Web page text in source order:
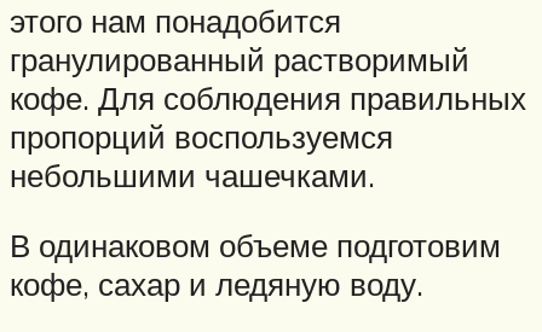
этого нам понадобится
гранулированный растворимый
кофе. Для соблюдения правильных
пропорций воспользуемся
небольшими чашечками.
В одинаковом объеме подготовим
кофе, сахар и ледяную воду.